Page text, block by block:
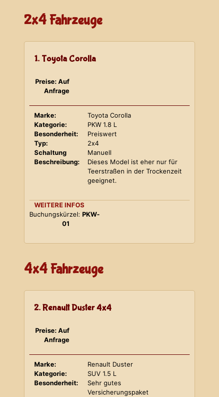
2x4 Fahrzeuge
1. Toyota Corolla
Preise: Auf
Anfrage
Marke:
Toyota Corolla
Kategorie:
PKW 1.8 L
Besonderheit:
Preiswert
Typ:
2x4
Schaltung
Manuell
Beschreibung:
Dieses Model ist eher nur für
Teerstraßen in der Trockenzeit
geeignet.
WEITERE INFOS
Buchungskürzel: PKW-
01
4x4 Fahrzeuge
2. Renault Duster 4x4
Preise: Auf
Anfrage
Marke:
Renault Duster
Kategorie:
SUV 1.5 L
Besonderheit:
Sehr gutes
Versicherungspaket